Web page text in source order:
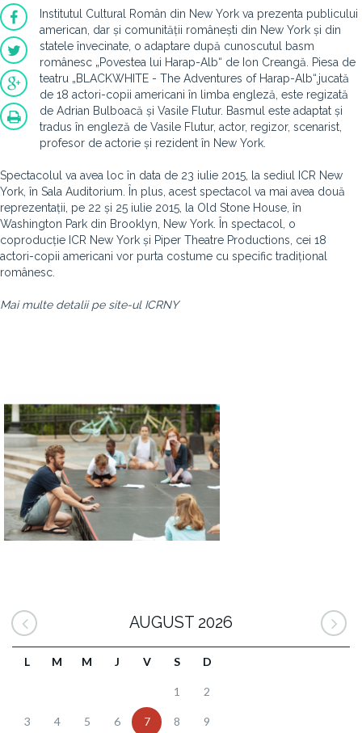
Institutul Cultural Român din New York va prezenta publicului
american, dar și comunității românești din New York și din
statele învecinate, o adaptare după cunoscutul basm
românesc „Povestea lui Harap-Alb“ de Ion Creangă. Piesa de
teatru „BLACKWHITE - The Adventures of Harap-Alb“,jucată
de 18 actori-copii americani în limba engleză, este regizată
de Adrian Bulboacă și Vasile Flutur. Basmul este adaptat și
tradus în engleză de Vasile Flutur, actor, regizor, scenarist,
profesor de actorie și rezident în New York.
Spectacolul va avea loc în data de 23 iulie 2015, la sediul ICR New
York, în Sala Auditorium. În plus, acest spectacol va mai avea două
reprezentații, pe 22 și 25 iulie 2015, la Old Stone House, în
Washington Park din Brooklyn, New York. În spectacol, o
coproducție ICR New York și Piper Theatre Productions, cei 18
actori-copii americani vor purta costume cu specific tradițional
românesc.
Mai multe detalii pe site-ul ICRNY
AUGUST 2026
L M M J V S D
1 2
3 4 5 6 7 8 9